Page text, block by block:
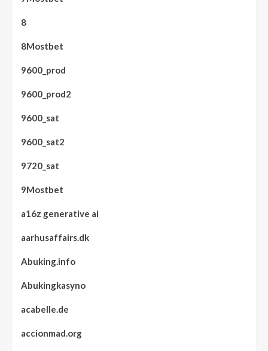
8
8Mostbet
9600_prod
9600_prod2
9600_sat
9600_sat2
9720_sat
9Mostbet
a16z generative ai
aarhusaffairs.dk
Abuking.info
Abukingkasyno
acabelle.de
accionmad.org